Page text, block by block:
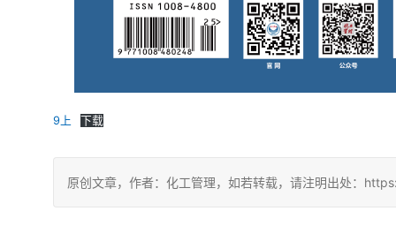
9上 下载
原创文章，作者：化工管理，如若转载，请注明出处：